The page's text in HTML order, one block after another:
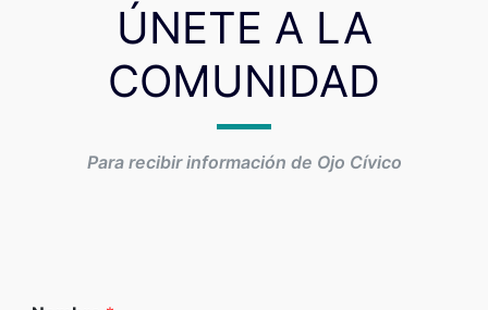
ÚNETE A LA
COMUNIDAD
Para recibir información de Ojo Cívico